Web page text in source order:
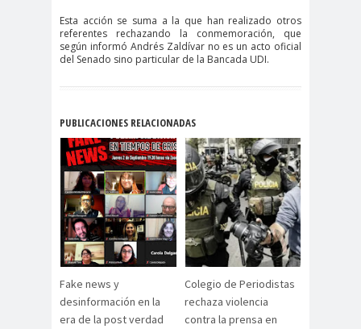
Oppenheimer
ANEF
Tarapacá
Aniversario
65
ANNEF
ta
Antonio
Márquez
aprueb
o
Araucaní
a
Arco de
Triunfo
argentin
a
Arica
Arica
Aristegui en
asamble
a
Anual
Esta acción se suma a la que han realizado otros
referentes rechazando la conmemoración, que
según informó Andrés Zaldívar no es un acto oficial
del Senado sino particular de la Bancada UDI.
PUBLICACIONES RELACIONADAS
Fake news y
desinformación en la
era de la post verdad
Colegio de Periodistas
rechaza violencia
contra la prensa en